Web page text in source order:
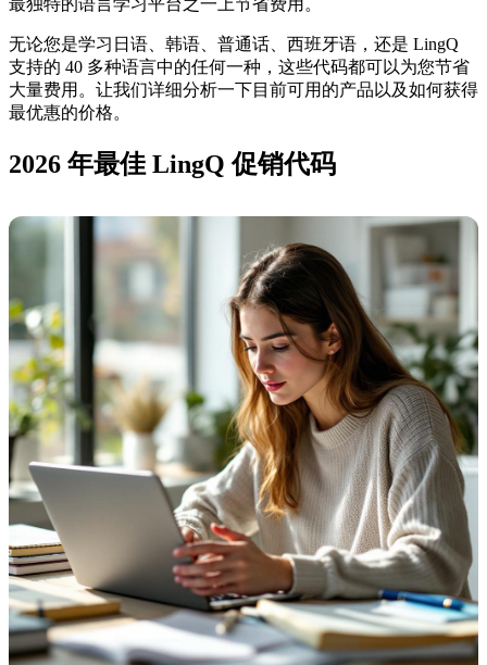
无论您是学习日语、韩语、普通话、西班牙语，还是 LingQ
支持的 40 多种语言中的任何一种，这些代码都可以为您节省
大量费用。让我们详细分析一下目前可用的产品以及如何获得
最优惠的价格。
2026 年最佳 LingQ 促销代码